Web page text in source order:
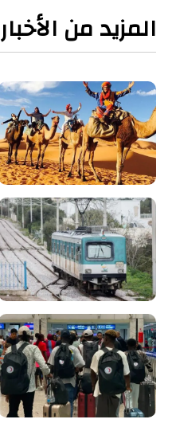
المزيد من الأخبار